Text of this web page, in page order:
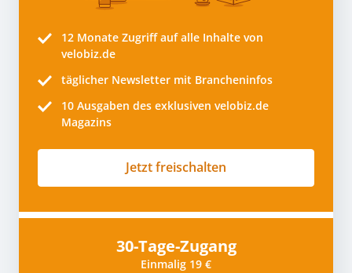
12 Monate Zugriff auf alle Inhalte von
velobiz.de
täglicher Newsletter mit Brancheninfos
10 Ausgaben des exklusiven velobiz.de
Magazins
Jetzt freischalten
30-Tage-Zugang
Einmalig 19 €